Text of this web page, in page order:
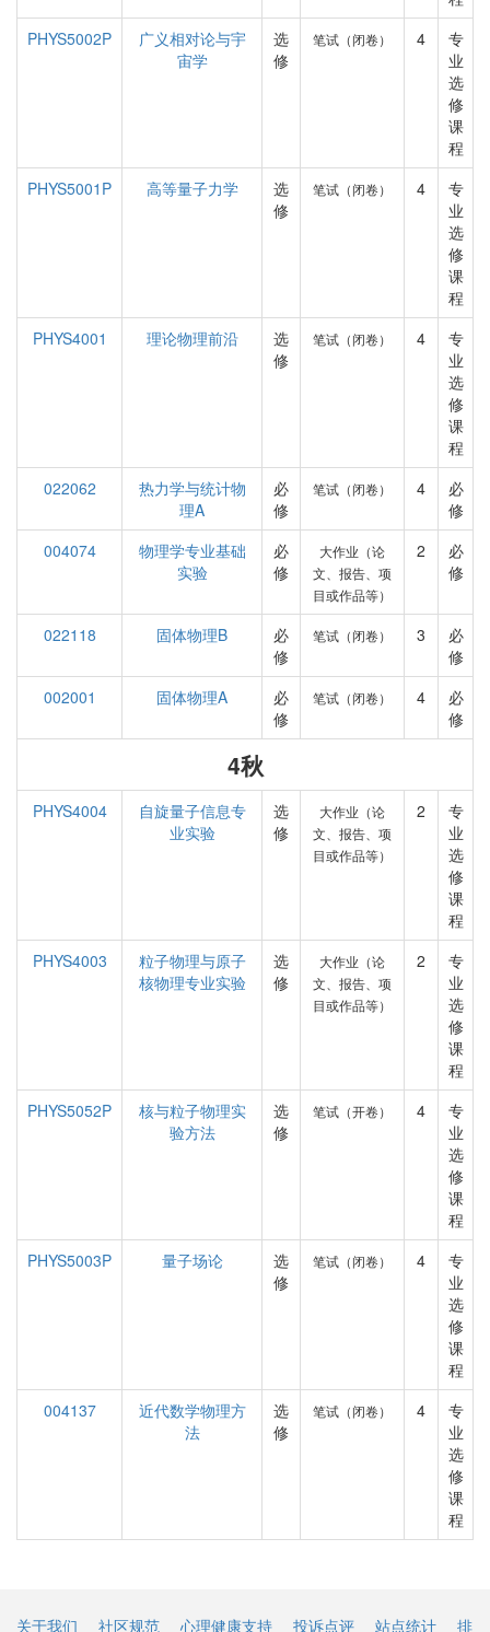
PHYS5002P
广义相对论与宇
宙学
选
修
笔试（闭卷） 4
专
业
选
修
课
程
PHYS5001P
高等量子力学
选
修
笔试（闭卷） 4
专
业
选
修
课
程
PHYS4001
理论物理前沿
选
修
笔试（闭卷） 4
专
业
选
修
课
程
022062
热力学与统计物
理A
必
修
笔试（闭卷） 4
必
修
004074
物理学专业基础
实验
必
修
大作业（论
文、报告、项
目或作品等）
2
必
修
022118 固体物理B
必
修
笔试（闭卷） 3
必
修
002001
固体物理A
必
修
笔试（闭卷） 4
必
修
4秋
PHYS4004
自旋量子信息专
业实验
选
修
大作业（论
文、报告、项
目或作品等）
2
专
业
选
修
课
程
PHYS4003
粒子物理与原子
核物理专业实验
选
修
大作业（论
文、报告、项
目或作品等）
2
专
业
选
修
课
程
PHYS5052P
核与粒子物理实
验方法
选
修
笔试（开卷） 4
专
业
选
修
课
程
PHYS5003P
量子场论
选
修
笔试（闭卷） 4
专
业
选
修
课
程
004137
近代数学物理方
法
选
修
笔试（闭卷） 4
专
业
选
修
课
程
关于我们 社区规范 心理健康支持 投诉点评 站点统计 排